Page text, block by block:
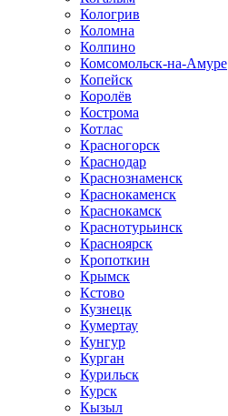
Кологрив
Коломна
Колпино
Комсомольск-на-Амуре
Копейск
Королёв
Кострома
Котлас
Красногорск
Краснодар
Краснознаменск
Краснокаменск
Краснокамск
Краснотурьинск
Красноярск
Кропоткин
Крымск
Кстово
Кузнецк
Кумертау
Кунгур
Курган
Курильск
Курск
Кызыл